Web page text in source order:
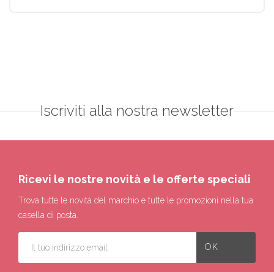
Iscriviti alla nostra newsletter
Ricevi le nostre novità e le offerte speciali
Trova tutte le novità del marchio e tutte le promozioni nella tua
casella di posta.